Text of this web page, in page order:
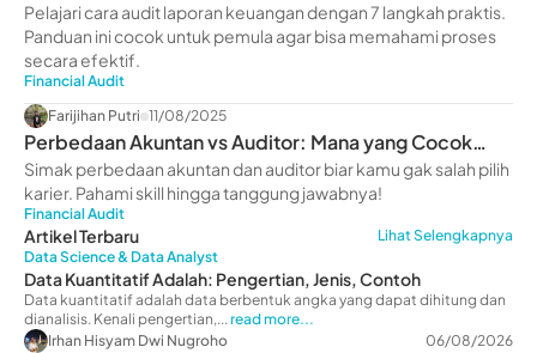
untuk Pemula
Pelajari cara audit laporan keuangan dengan 7 langkah praktis.
Panduan ini cocok untuk pemula agar bisa memahami proses
secara efektif.
Financial Audit
Farijihan Putri 11/08/2025
Perbedaan Akuntan vs Auditor: Mana yang Cocok
Buatmu?
Simak perbedaan akuntan dan auditor biar kamu gak salah pilih
karier. Pahami skill hingga tanggung jawabnya!
Financial Audit
Artikel Terbaru
Lihat Selengkapnya
Data Science & Data Analyst
Data Kuantitatif Adalah: Pengertian, Jenis, Contoh
Data kuantitatif adalah data berbentuk angka yang dapat dihitung dan
dianalisis. Kenali pengertian,...read more...
Irhan Hisyam Dwi Nugroho
06/08/2026